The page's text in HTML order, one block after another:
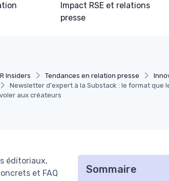
Impact RSE et relations
presse
Insiders Tendances en relation presse
Newsletter d'expert à la Substack : le format que
voler aux créateurs
éditoriaux,
et FAQ
Sommaire